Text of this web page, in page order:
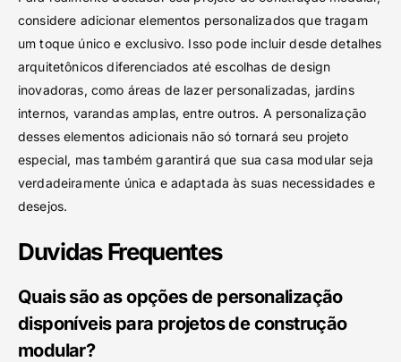
considere adicionar elementos personalizados que tragam
um toque único e exclusivo. Isso pode incluir desde detalhes
arquitetônicos diferenciados até escolhas de design
inovadoras, como áreas de lazer personalizadas, jardins
internos, varandas amplas, entre outros. A personalização
desses elementos adicionais não só tornará seu projeto
especial, mas também garantirá que sua casa modular seja
verdadeiramente única e adaptada às suas necessidades e
desejos.
Duvidas Frequentes
Quais são as opções de personalização
disponíveis para projetos de construção
modular?